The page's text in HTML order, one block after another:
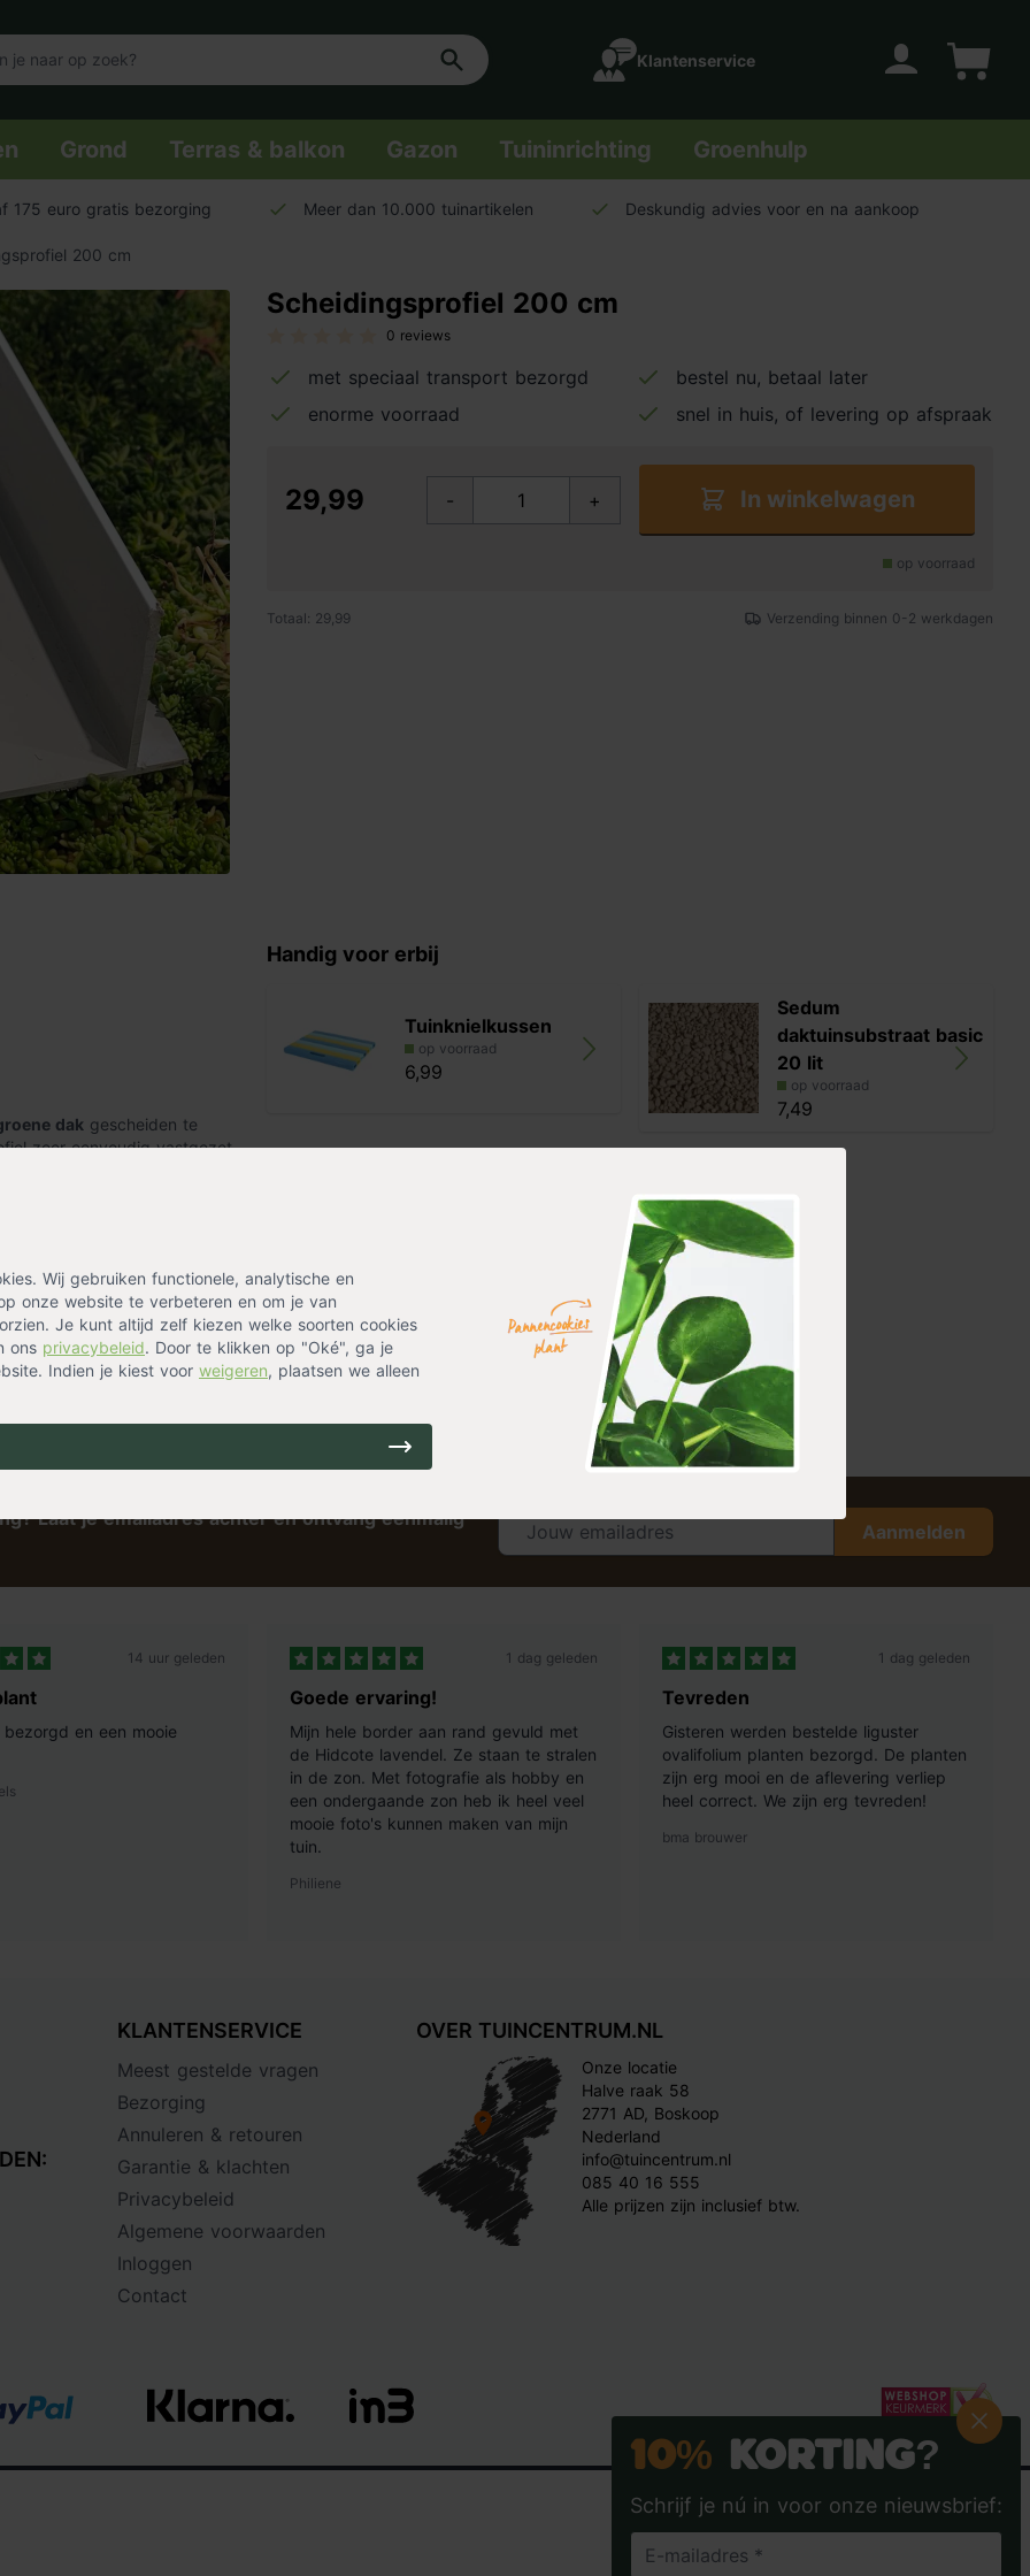
Klantenservice
Grond Terras & balkon Gazon Tuininrichting Groenhulp
Wij gebruiken functionele, analytische en
onze website te verbeteren en om je van
Je kunt altijd zelf kiezen welke soorten cookies
ons privacybeleid. Door te klikken op "Oké", ga je
Indien je kiest voor weigeren, plaatsen we alleen
175 euro gratis bezorging Meer dan 10.000 tuinartikelen Deskundig advies voor en na aankoop
200 cm
Scheidingsprofiel 200 cm
0 reviews
met speciaal transport bezorgd
bestel nu, betaal later
enorme voorraad
snel in huis, of levering op afspraak
29,99 - + In winkelwagen
op voorraad
Totaal: 29,99 Verzending binnen 0-2 werkdagen
dak gescheiden te
zeer eenvoudig vastgezet
van het groene dak, zoals bij
niet nodig. Het
Handig voor erbij
Tuinknielkussen
op voorraad
6,99
Sedum
daktuinsubstraat basic
20 lit
op voorraad
7,49
Laat je emailadres achter en ontvang eenmalig
Aanmelden
14 uur geleden
bezorgd en een mooie
1 dag geleden
Goede ervaring!
Mijn hele border aan rand gevuld met
de Hidcote lavendel. Ze staan te stralen
in de zon. Met fotografie als hobby en
een ondergaande zon heb ik heel veel
mooie foto's kunnen maken van mijn
tuin.
Philiene
1 dag geleden
Tevreden
Gisteren werden bestelde liguster
ovalifolium planten bezorgd. De planten
zijn erg mooi en de aflevering verliep
heel correct. We zijn erg tevreden!
bma brouwer
KLANTENSERVICE
Meest gestelde vragen
Bezorging
Annuleren & retouren
Garantie & klachten
Privacybeleid
Algemene voorwaarden
Inloggen
Contact
OVER TUINCENTRUM.NL
Onze locatie
Halve raak 58
2771 AD, Boskoop
Nederland
info@tuincentrum.nl
085 40 16 555
Alle prijzen zijn inclusief btw.
10% Korting?
Schrijf je nú in voor onze nieuwsbrief: